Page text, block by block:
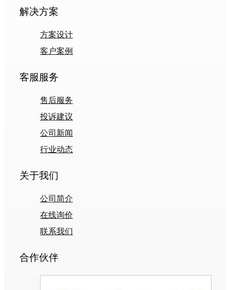
解决方案
方案设计
客户案例
客服服务
售后服务
投诉建议
公司新闻
行业动态
关于我们
公司简介
在线询价
联系我们
合作伙伴